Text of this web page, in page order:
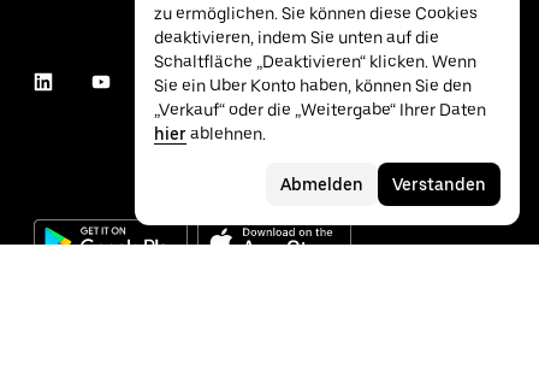
zu ermöglichen. Sie können diese Cookies
deaktivieren, indem Sie unten auf die
Schaltfläche „Deaktivieren“ klicken. Wenn
Sie ein Uber Konto haben, können Sie den
„Verkauf“ oder die „Weitergabe“ Ihrer Daten
hierablehnen.
Abmelden Verstanden